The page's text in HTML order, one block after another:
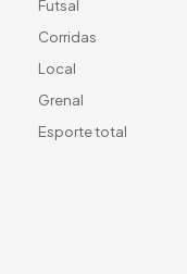
Futsal
Corridas
Local
Grenal
Esporte total